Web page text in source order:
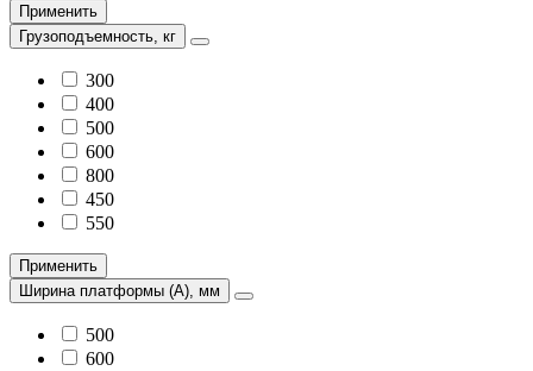
Применить
Грузоподъемность, кг
300
400
500
600
800
450
550
Применить
Ширина платформы (А), мм
500
600